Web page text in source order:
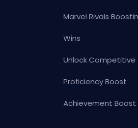
Marvel Rivals
Wins
Unlock Competitive
Proficiency Boost
Achievement Boost